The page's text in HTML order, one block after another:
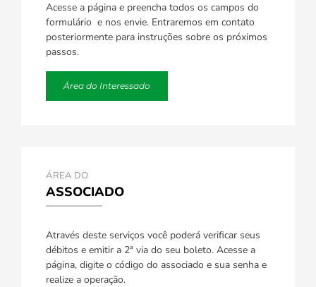
Acesse a página e preencha todos os campos do
formulário e nos envie. Entraremos em contato
posteriormente para instruções sobre os próximos
passos.
Área do Interessado
ÁREA DO
ASSOCIADO
Através deste serviços você poderá verificar seus
débitos e emitir a 2ª via do seu boleto. Acesse a
página, digite o código do associado e sua senha e
realize a operação.